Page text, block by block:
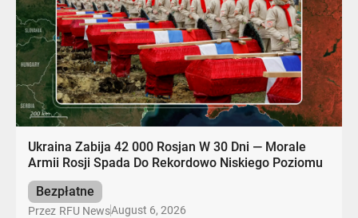
Ukraina Zabija 42 000 Rosjan W 30 Dni — Morale
Armii Rosji Spada Do Rekordowo Niskiego Poziomu
Bezpłatne
Przez RFU NewsAugust 6, 2026